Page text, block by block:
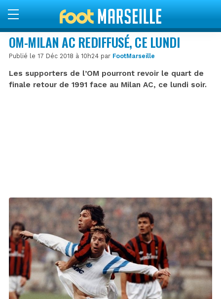
OM-MILAN AC REDIFFUSÉ, CE LUNDI
Publié le 17 Déc 2018 à 10h24 par FootMarseille
Les supporters de l’OM pourront revoir le quart de
finale retour de 1991 face au Milan AC, ce lundi soir.